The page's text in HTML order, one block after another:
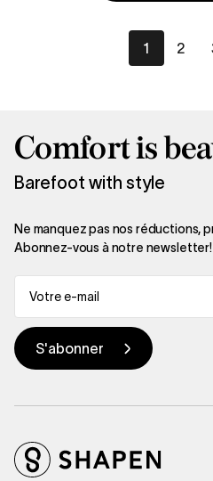
1 2
Comfort is
Barefoot with style
Ne manquez pas nos réductions,
Abonnez-vous à notre newsletter!